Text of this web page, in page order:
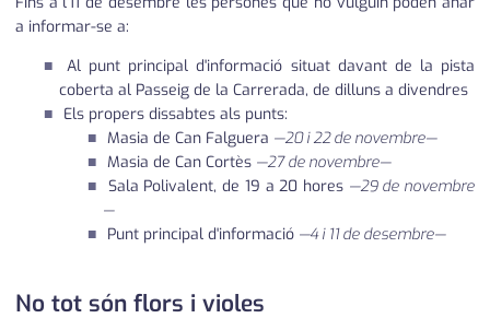
a informar-se a:
Al punt principal d'informació situat davant de la pista
coberta al Passeig de la Carrerada, de dilluns a divendres
Els propers dissabtes als punts:
Masia de Can Falguera —20 i 22 de novembre—
Masia de Can Cortès —27 de novembre—
Sala Polivalent, de 19 a 20 hores —29 de novembre
—
Punt principal d'informació —4 i 11 de desembre—
No tot són flors i violes